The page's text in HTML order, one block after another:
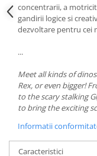
concentrarii, a
gandirii logice si
dezvoltare pentru cei
...
Meet all kinds of
Rex, or even bigger!
to the scary stalking
to bring the exciting
Informatii
Caracteristici